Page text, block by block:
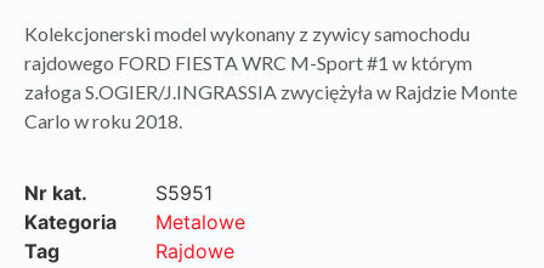
Kolekcjonerski model wykonany z zywicy samochodu
rajdowego FORD FIESTA WRC M-Sport #1 w którym
załoga S.OGIER/J.INGRASSIA zwyciężyła w Rajdzie Monte
Carlo w roku 2018.
Nr kat.
S5951
Kategoria
Metalowe
Tag
Rajdowe